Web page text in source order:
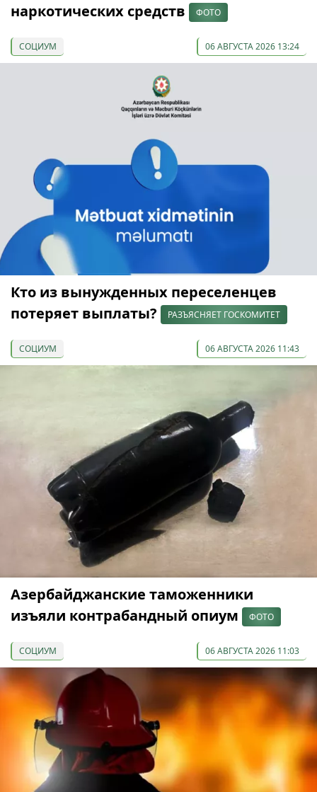
наркотических средств
ФОТО
СОЦИУМ 06 АВГУСТА 2026 13:24
Кто из вынужденных переселенцев
потеряет выплаты?
РАЗЪЯСНЯЕТ ГОСКОМИТЕТ
СОЦИУМ 06 АВГУСТА 2026 11:43
Азербайджанские таможенники
изъяли контрабандный опиум
ФОТО
СОЦИУМ 06 АВГУСТА 2026 11:03